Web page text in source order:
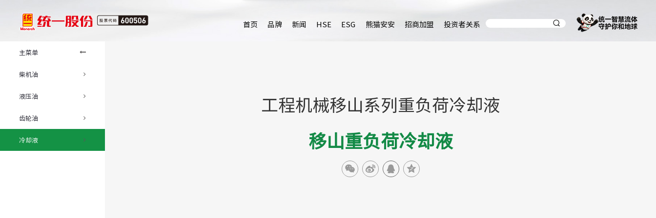
首页 品牌 新闻 HSE ESG 熊猫安安 招商加盟 投资者关系
主菜单
柴机油
液压油
齿轮油
冷却液
工程机械移山系列重负荷冷却液
移山重负荷冷却液